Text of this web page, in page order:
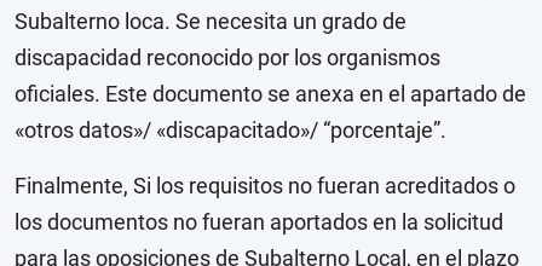
Subalterno loca. Se necesita un grado de
discapacidad reconocido por los organismos
oficiales. Este documento se anexa en el apartado de
«otros datos»/ «discapacitado»/ “porcentaje”.
Finalmente, Si los requisitos no fueran acreditados o
los documentos no fueran aportados en la solicitud
para las oposiciones de Subalterno Local, en el plazo